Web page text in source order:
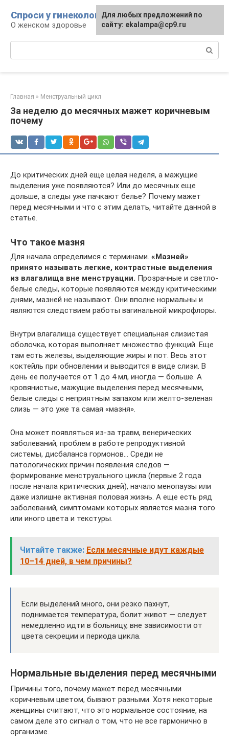
контенту
Спроси у гинеколога
О женском здоровье
Главная » Менструальный цикл
За неделю до месячных мажет коричневым
почему
До критических дней еще целая неделя, а мажущие
выделения уже появляются? Или до месячных еще
дольше, а следы уже пачкают белье? Почему мажет
перед месячными и что с этим делать, читайте данной в
статье.
Что такое мазня
Для начала определимся с терминами. «Мазней»
принято называть легкие, контрастные выделения
из влагалища вне менструации. Прозрачные и светло-
белые следы, которые появляются между критическими
днями, мазней не называют. Они вполне нормальны и
являются следствием работы вагинальной микрофлоры.
Внутри влагалища существует специальная слизистая
оболочка, которая выполняет множество функций. Еще
там есть железы, выделяющие жиры и пот. Весь этот
коктейль при обновлении и выводится в виде слизи. В
день ее получается от 1 до 4 мл, иногда — больше. А
кровянистые, мажущие выделения перед месячными,
белые следы с неприятным запахом или желто-зеленая
слизь — это уже та самая «мазня».
Она может появляться из-за травм, венерических
заболеваний, проблем в работе репродуктивной
системы, дисбаланса гормонов… Среди не
патологических причин появления следов —
формирование менструального цикла (первые 2 года
после начала критических дней), начало менопаузы или
даже излишне активная половая жизнь. А еще есть ряд
заболеваний, симптомами которых является мазня того
или иного цвета и текстуры.
Читайте также: Если месячные идут каждые
10–14 дней, в чем причины?
Если выделений много, они резко пахнут,
поднимается температура, болит живот — следует
немедленно идти в больницу, вне зависимости от
цвета секреции и периода цикла.
Нормальные выделения перед месячными
Причины того, почему мажет перед месячными
коричневым цветом, бывают разными. Хотя некоторые
женщины считают, что это нормальное состояние, на
самом деле это сигнал о том, что не все гармонично в
организме.
Для любых предложений по
сайту: ekalampa@cp9.ru